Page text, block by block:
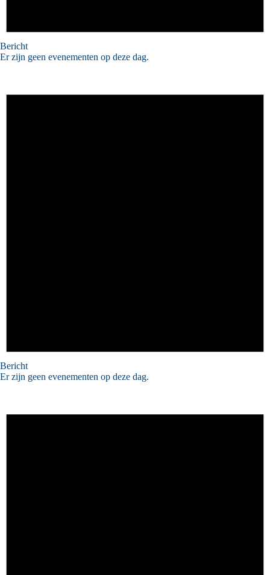
Bericht
Er zijn geen evenementen op deze dag.
Bericht
Er zijn geen evenementen op deze dag.